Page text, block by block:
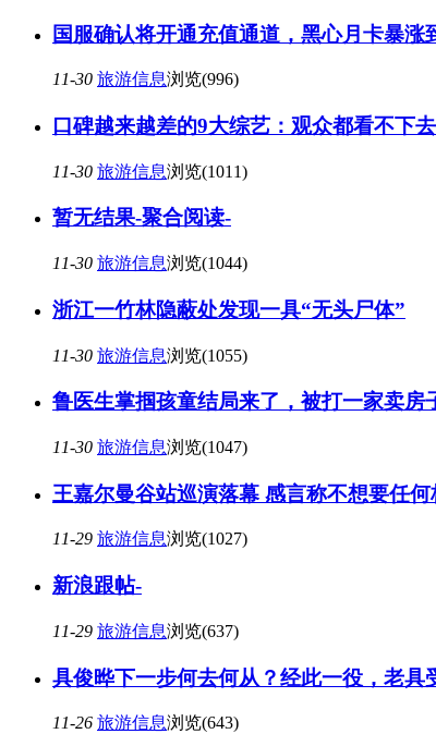
国服确认将开通充值通道，黑心月卡暴涨
11-30 旅游信息浏览(996)
口碑越来越差的9大综艺：观众都看不下
11-30 旅游信息浏览(1011)
暂无结果-聚合阅读-
11-30 旅游信息浏览(1044)
浙江一竹林隐蔽处发现一具“无头尸体”
11-30 旅游信息浏览(1055)
鲁医生掌掴孩童结局来了，被打一家卖房
11-30 旅游信息浏览(1047)
王嘉尔曼谷站巡演落幕 感言称不想要任
11-29 旅游信息浏览(1027)
新浪跟帖-
11-29 旅游信息浏览(637)
具俊晔下一步何去何从？经此一役，老具
11-26 旅游信息浏览(643)